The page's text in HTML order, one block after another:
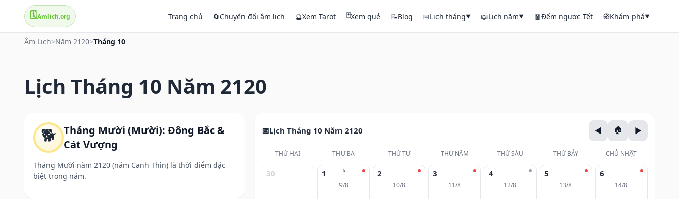
🗓️Amlich.org Trang chủ 🔄Chuyển đổi âm lịch 🔮Xem Tarot 🃏Xem quẻ 📝Blog 📅Lịch tháng▼ 📖Lịch năm▼ 🧧Đếm ngược Tết 🧭Khám phá▼
Âm Lịch>Năm 2120>Tháng 10
Lịch Tháng 10 Năm 2120
🐕 Tháng Mười (Mười): Đông Bắc &
Cát Vượng
Tháng Mười năm 2120 (năm Canh Thìn) là thời điểm đặc
biệt trong năm.
Lịch Tháng 10 Năm 2120
THỨ HAI THỨ BA THỨ TƯ THỨ NĂM THỨ SÁU THỨ BẢY CHỦ NHẬT
30 ⭐
1
9/8
2
10/8
3
11/8
4
12/8
5
13/8
6
14/8